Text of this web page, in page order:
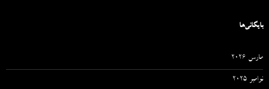
بایگانی‌ها
مارس 2026
نوامبر 2025